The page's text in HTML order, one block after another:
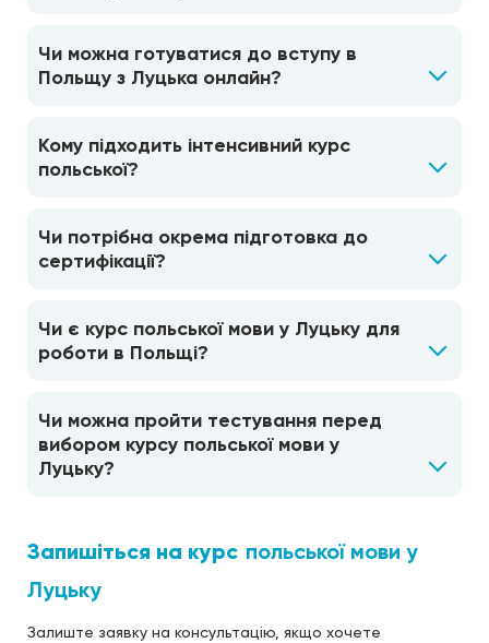
Чи можна готуватися до вступу в
Польщу з Луцька онлайн?
Кому підходить інтенсивний курс
польської?
Чи потрібна окрема підготовка до
сертифікації?
Чи є курс польської мови у Луцьку для
роботи в Польщі?
Чи можна пройти тестування перед
вибором курсу польської мови у
Луцьку?
Запишіться на курс польської мови у
Луцьку
Залиште заявку на консультацію, якщо хочете